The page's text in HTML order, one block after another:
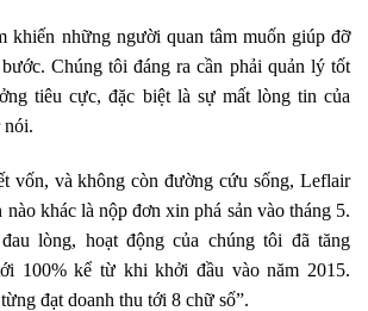
khiến những người quan tâm muốn giúp đỡ
Chúng tôi đáng ra cần phải quản lý tốt
tiêu cực, đặc biệt là sự mất lòng tin của
nói.
vốn, và không còn đường cứu sống, Leflair
khác là nộp đơn xin phá sản vào tháng 5.
lòng, hoạt động của chúng tôi đã tăng
100% kể từ khi khởi đầu vào năm 2015.
đạt doanh thu tới 8 chữ số”.